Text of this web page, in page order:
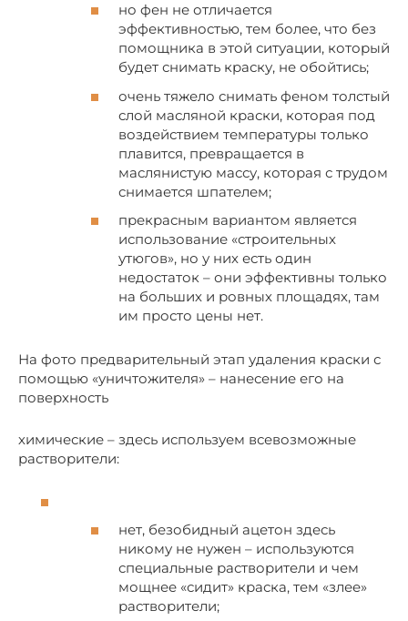
но фен не отличается
эффективностью, тем более, что без
помощника в этой ситуации, который
будет снимать краску, не обойтись;
очень тяжело снимать феном толстый
слой масляной краски, которая под
воздействием температуры только
плавится, превращается в
маслянистую массу, которая с трудом
снимается шпателем;
прекрасным вариантом является
использование «строительных
утюгов», но у них есть один
недостаток – они эффективны только
на больших и ровных площадях, там
им просто цены нет.
На фото предварительный этап удаления краски с
помощью «уничтожителя» – нанесение его на
поверхность
химические – здесь используем всевозможные
растворители:
нет, безобидный ацетон здесь
никому не нужен – используются
специальные растворители и чем
мощнее «сидит» краска, тем «злее»
растворители;